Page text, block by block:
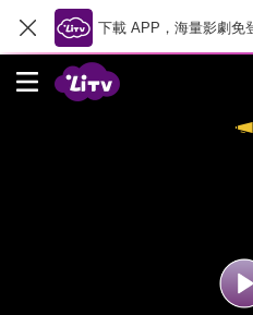
下載 APP，海量影劇免